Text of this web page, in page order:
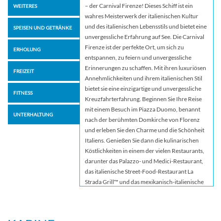
WEITERES
SPEISEN UND GETRÄNKE
ERHOLUNG
FREIZEIT
FITNESS
UNTERHALTUNG
– der Carnival Firenze! Dieses Schiff ist ein
wahres Meisterwerk der italienischen Kultur
und des italienischen Lebensstils und bietet eine
unvergessliche Erfahrung auf See. Die Carnival
Firenze ist der perfekte Ort, um sich zu
entspannen, zu feiern und unvergessliche
Erinnerungen zu schaffen. Mit ihren luxuriösen
Annehmlichkeiten und ihrem italienischen Stil
bietet sie eine einzigartige und unvergessliche
Kreuzfahrterfahrung. Beginnen Sie Ihre Reise
mit einem Besuch im Piazza Duomo, benannt
nach der berühmten Domkirche von Florenz
und erleben Sie den Charme und die Schönheit
Italiens. Genießen Sie dann die kulinarischen
Köstlichkeiten in einem der vielen Restaurants,
darunter das Palazzo- und Medici-Restaurant,
das italienische Street-Food-Restaurant La
Strada Grill™ und das mexikanisch-italienische